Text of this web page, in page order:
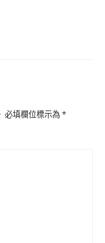
必填欄位標示為*